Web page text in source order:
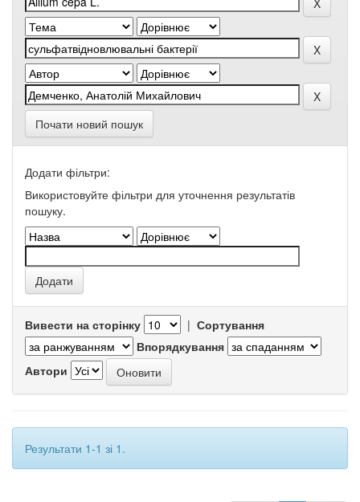
Почати новий пошук
Додати фільтри:
Використовуйте фільтри для уточнення результатів
пошуку.
Вивести на сторінку | Сортування
Впорядкування
Автори
Результати 1-1 зі 1.